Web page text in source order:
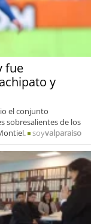
fue
y
el conjunto
sobresalientes de los
soyvalparaiso